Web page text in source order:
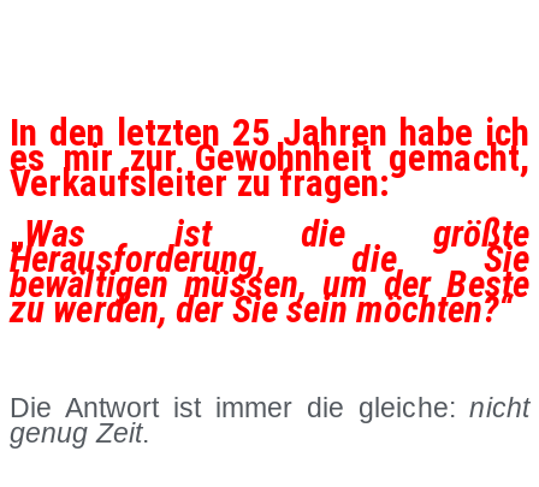
In den letzten 25 Jahren habe ich
es mir zur Gewohnheit gemacht,
Verkaufsleiter zu fragen:
„Was ist die größte
Herausforderung, die Sie
bewältigen müssen, um der Beste
zu werden, der Sie sein möchten?“
Die Antwort ist immer die gleiche: nicht
genug Zeit.